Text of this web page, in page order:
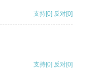
支持[0] 反对[0]
支持[0] 反对[0]